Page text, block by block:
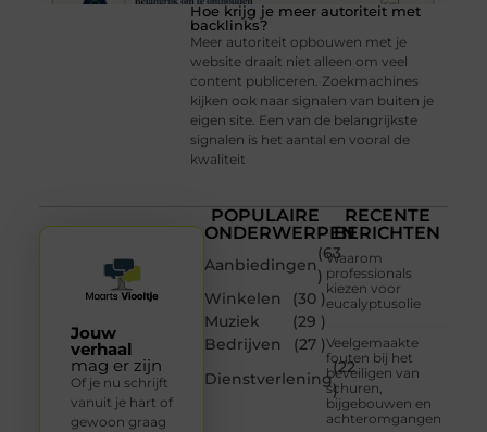
Hoe krijg je meer autoriteit met
backlinks?
Meer autoriteit opbouwen met je
website draait niet alleen om veel
content publiceren. Zoekmachines
kijken ook naar signalen van buiten je
eigen site. Een van de belangrijkste
signalen is het aantal en vooral de
kwaliteit
POPULAIRE
ONDERWERPEN
Aanbiedingen
(63
)
Winkelen
(30 )
Muziek
(29 )
Bedrijven
(27 )
Dienstverlening
(22
)
RECENTE
BERICHTEN
Waarom
professionals
kiezen voor
eucalyptusolie
Veelgemaakte
fouten bij het
beveiligen van
schuren,
bijgebouwen en
achteromgangen
Jouw
verhaal
mag er zijn
Of je nu schrijft
vanuit je hart of
gewoon graag